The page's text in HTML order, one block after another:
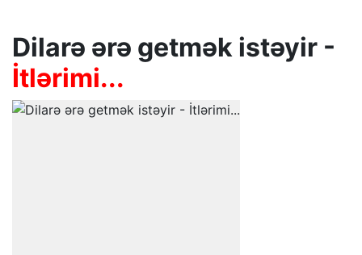
Dilarə ərə getmək istəyir -
İtlərimi...